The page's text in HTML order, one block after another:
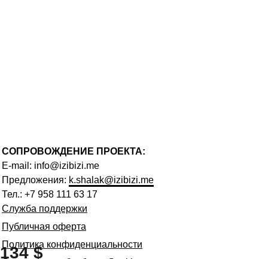
134 $
СОПРОВОЖДЕНИЕ ПРОЕКТА:
E-mail: info@izibizi.me
Предложения: k.shalak@izibizi.me
Тел.: +7 958 111 63 17
Служба поддержки
Публичная оферта
Политика конфиденциальности